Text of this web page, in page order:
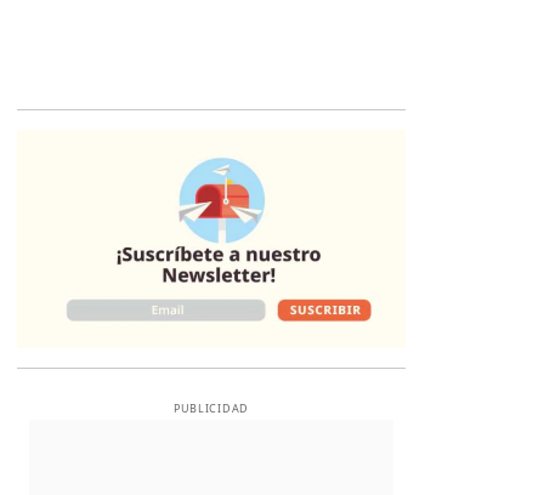
PUBLICIDAD